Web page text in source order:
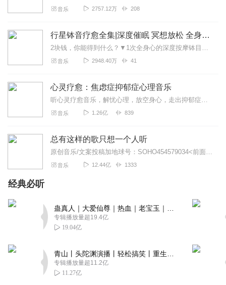
音乐 2757.12万 208
行星钵音疗愈全集|深度催眠 冥想放松 全身心深度按摩
2块钱，你能得到什么？▼1次全身心的深度按摩钵目前已广泛地被应用于美容Spa和按摩养生馆的疗程中，许多疗愈师使用铜钵在身体上，发现5分钟铜钵按摩的深度放松，效...
音乐 2948.40万 41
心灵疗愈：焦虑症抑郁症心理音乐
听心灵疗愈音乐，解忧心理，放空身心，走出抑郁症、焦虑症、恐惧症等情绪困扰。疗愈音乐=心灵养生最有效的聆听建议：步骤一、选择安静的环境，闭目静卧或坐。步骤二、根据...
音乐 1.26亿 839
总有这样的歌只想一个人听
原创音乐/文案投稿加地球号：SOHO454579034<前面英文是大写>带上你的音乐和故事与我们相遇..每一位小伙伴的经历都是我们创作的源头..
音乐 12.44亿 1333
经典必听
专辑播放量超19.4亿
19.04亿
专辑播放量超11.2亿
11.27亿